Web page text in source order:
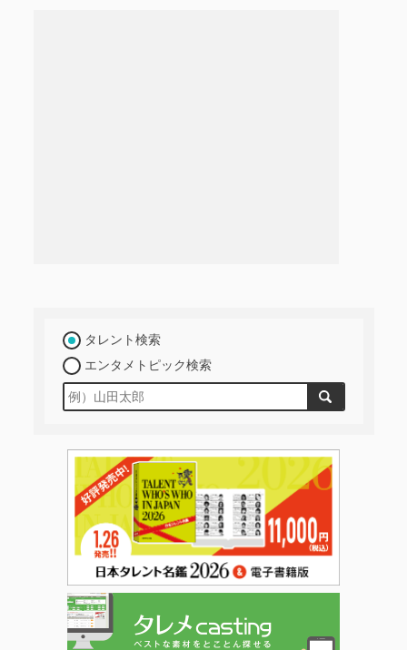
タレント検索
エンタメトピック検索